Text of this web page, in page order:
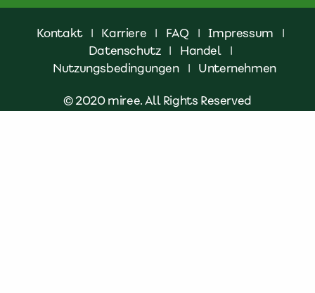
Kontakt | Karriere | FAQ | Impressum
|
Datenschutz | Handel
|
Nutzungsbedingungen
| Unternehmen
© 2020 miree. All Rights Reserved